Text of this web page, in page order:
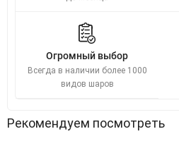
Огромный выбор
Всегда в наличии более 1000
видов шаров
Рекомендуем посмотреть